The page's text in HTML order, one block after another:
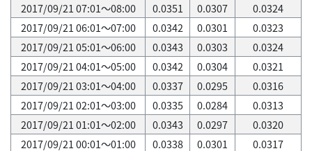
2017/09/21 07:01～08:00
0.0351 0.0307
0.0324
2017/09/21 06:01～07:00
0.0342 0.0301
0.0323
2017/09/21 05:01～06:00
0.0343 0.0303
0.0324
2017/09/21 04:01～05:00
0.0342 0.0304
0.0321
2017/09/21 03:01～04:00
0.0337 0.0295
0.0316
2017/09/21 02:01～03:00
0.0335 0.0284
0.0313
2017/09/21 01:01～02:00
0.0343 0.0297
0.0320
2017/09/21 00:01～01:00
0.0338 0.0301
0.0317